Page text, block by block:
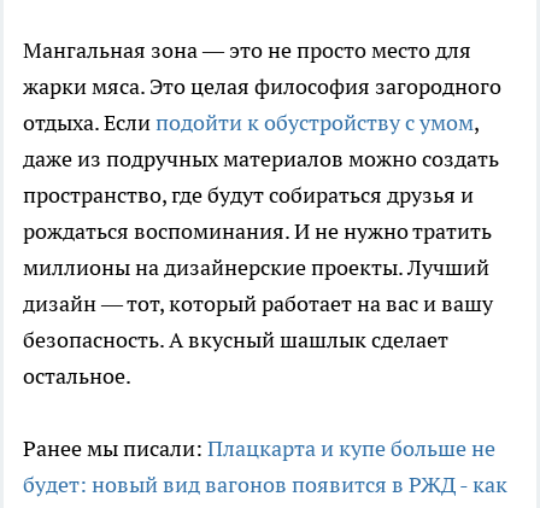
Мангальная зона — это не просто место для
жарки мяса. Это целая философия загородного
отдыха. Еслиподойти к обустройству с умом,
даже из подручных материалов можно создать
пространство, где будут собираться друзья и
рождаться воспоминания. И не нужно тратить
миллионы на дизайнерские проекты. Лучший
дизайн — тот, который работает на вас и вашу
безопасность. А вкусный шашлык сделает
остальное.
Ранее мы писали: Плацкарта и купе больше не
будет: новый вид вагонов появится в РЖД - как